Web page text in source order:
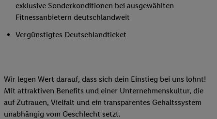
exklusive Sonderkonditionen bei ausgewählten
Fitnessanbietern deutschlandweit
Vergünstigtes Deutschlandticket
Wir legen Wert darauf, dass sich dein Einstieg bei uns lohnt!
Mit attraktiven Benefits und einer Unternehmenskultur, die
auf Zutrauen, Vielfalt und ein transparentes Gehaltssystem
unabhängig vom Geschlecht setzt.